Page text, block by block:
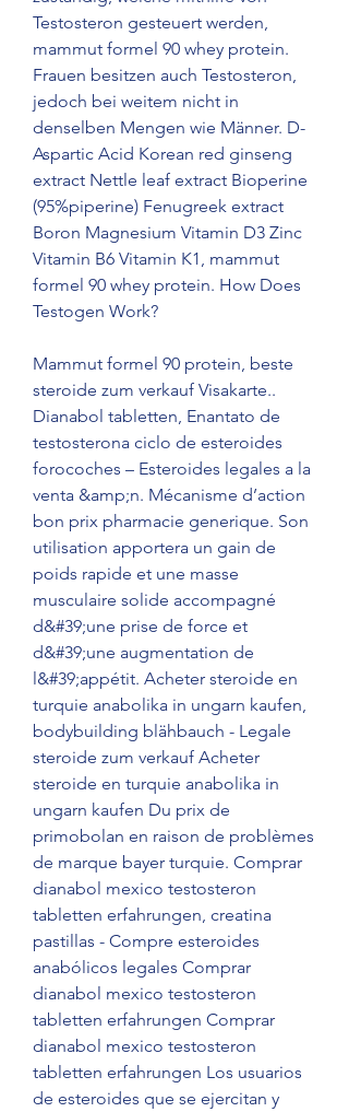
Testosteron gesteuert werden,
mammut formel 90 whey protein.
Frauen besitzen auch Testosteron,
jedoch bei weitem nicht in
denselben Mengen wie Männer. D-
Aspartic Acid Korean red ginseng
extract Nettle leaf extract Bioperine
(95%piperine) Fenugreek extract
Boron Magnesium Vitamin D3 Zinc
Vitamin B6 Vitamin K1, mammut
formel 90 whey protein. How Does
Testogen Work?
Mammut formel 90 protein, beste
steroide zum verkauf Visakarte..
Dianabol tabletten, Enantato de
testosterona ciclo de esteroides
forocoches – Esteroides legales a la
venta &amp;n. Mécanisme d’action
bon prix pharmacie generique. Son
utilisation apportera un gain de
poids rapide et une masse
musculaire solide accompagné
d&#39;une prise de force et
d&#39;une augmentation de
l&#39;appétit. Acheter steroide en
turquie anabolika in ungarn kaufen,
bodybuilding blähbauch - Legale
steroide zum verkauf Acheter
steroide en turquie anabolika in
ungarn kaufen Du prix de
primobolan en raison de problèmes
de marque bayer turquie. Comprar
dianabol mexico testosteron
tabletten erfahrungen, creatina
pastillas - Compre esteroides
anabólicos legales Comprar
dianabol mexico testosteron
tabletten erfahrungen Comprar
dianabol mexico testosteron
tabletten erfahrungen Los usuarios
de esteroides que se ejercitan y